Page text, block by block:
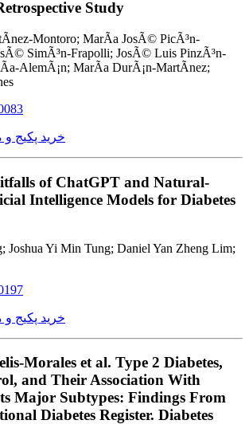
Study
Montoro; MarÃ­a JosÃ© PicÃ³n-
SimÃ³n-Frapolli; JosÃ© Luis PinzÃ³n-
AlemÃ¡n; MarÃ­a DurÃ¡n-MartÃ­nez;
خرید پکیج و
of ChatGPT and Natural-
Intelligence Models for Diabetes
Joshua Yi Min Tung; Daniel Yan Zheng Lim;
خرید پکیج و
Morales et al. Type 2 Diabetes,
and Their Association With
Major Subtypes: Findings From
Diabetes Register. Diabetes